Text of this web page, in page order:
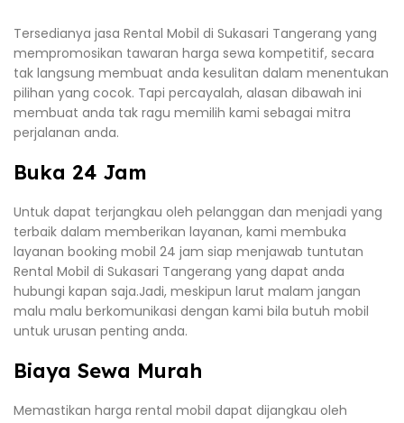
Tersedianya jasa Rental Mobil di Sukasari Tangerang yang
mempromosikan tawaran harga sewa kompetitif, secara
tak langsung membuat anda kesulitan dalam menentukan
pilihan yang cocok. Tapi percayalah, alasan dibawah ini
membuat anda tak ragu memilih kami sebagai mitra
perjalanan anda.
Buka 24 Jam
Untuk dapat terjangkau oleh pelanggan dan menjadi yang
terbaik dalam memberikan layanan, kami membuka
layanan booking mobil 24 jam siap menjawab tuntutan
Rental Mobil di Sukasari Tangerang yang dapat anda
hubungi kapan saja.Jadi, meskipun larut malam jangan
malu malu berkomunikasi dengan kami bila butuh mobil
untuk urusan penting anda.
Biaya Sewa Murah
Memastikan harga rental mobil dapat dijangkau oleh